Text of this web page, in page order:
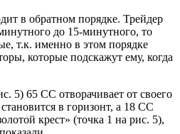
в обратном порядке. Трейдер
до 15-минутного, то
т.к. именно в этом порядке
которые подскажут ему, когда
5) 65 СС отворачивает от своего
в горизонт, а 18 СС
крест» (точка 1 на рис. 5),